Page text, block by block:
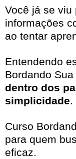
Você já se viu
informações
ao tentar
Entendendo
Bordando
dentro dos
simplicidade.
Curso
para quem
eficaz.